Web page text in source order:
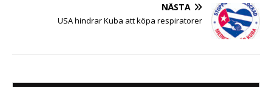
NÄSTA
USA hindrar Kuba att köpa respiratorer